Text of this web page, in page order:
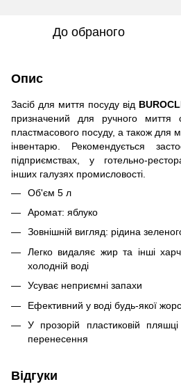
До обраного
Опис
Засіб для миття посуду від
призначений для ручного миття
пластмасового посуду, а також для
інвентарю. Рекомендується
підприємствах, у готельно-
інших галузях промисловості.
Об'єм 5 л
Аромат: яблуко
Зовнішній вигляд: рідина
Легко видаляє жир та інші
холодній воді
Усуває неприємні запахи
Ефективний у воді будь-якої
У прозорій пластиковій
перенесення
Відгуки